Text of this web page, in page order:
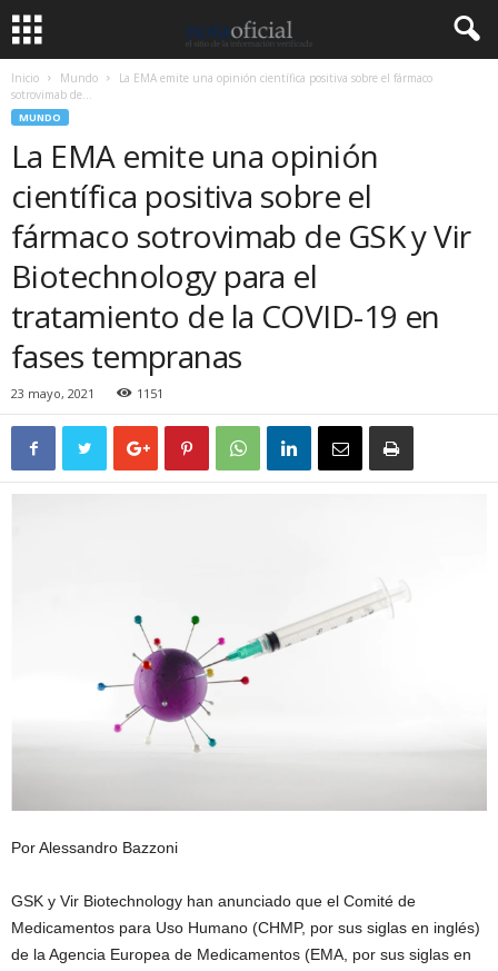
Inicio Mundo
La EMA emite una opinión científica positiva sobre el fármaco
sotrovimab de...
MUNDO
La EMA emite una opinión
científica positiva sobre el
fármaco sotrovimab de GSK y Vir
Biotechnology para el
tratamiento de la COVID-19 en
fases tempranas
23 mayo, 2021 1151
Por Alessandro Bazzoni
GSK y Vir Biotechnology han anunciado que el Comité de
Medicamentos para Uso Humano (CHMP, por sus siglas en inglés)
de la Agencia Europea de Medicamentos (EMA, por sus siglas en